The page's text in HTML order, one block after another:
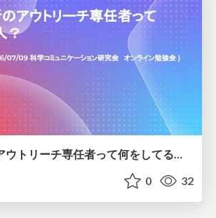
企業研究所のアウトリーチ専任者って何をしてる人？
0 32